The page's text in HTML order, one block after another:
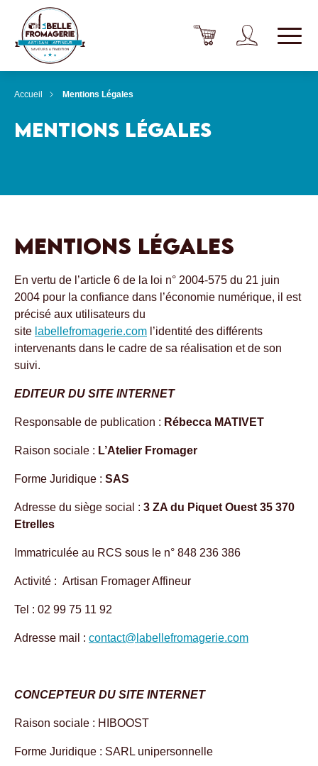
Accueil Mentions Légales
MENTIONS LÉGALES
MENTIONS LÉGALES
En vertu de l’article 6 de la loi n° 2004-575 du 21 juin
2004 pour la confiance dans l’économie numérique, il est
précisé aux utilisateurs du
site labellefromagerie.com l’identité des différents
intervenants dans le cadre de sa réalisation et de son
suivi.
EDITEUR DU SITE INTERNET
Responsable de publication : Rébecca MATIVET
Raison sociale : L’Atelier Fromager
Forme Juridique : SAS
Adresse du siège social : 3 ZA du Piquet Ouest 35 370
Etrelles
Immatriculée au RCS sous le n° 848 236 386
Activité : Artisan Fromager Affineur
Tel : 02 99 75 11 92
Adresse mail : contact@labellefromagerie.com
CONCEPTEUR DU SITE INTERNET
Raison sociale : HIBOOST
Forme Juridique : SARL unipersonnelle